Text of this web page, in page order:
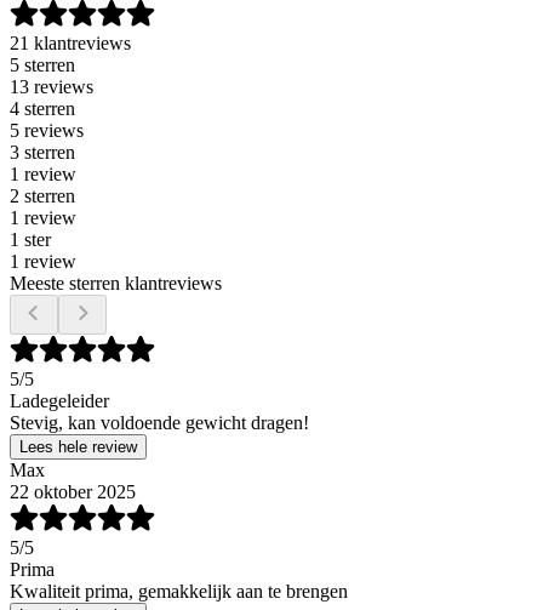
21 klantreviews
5 sterren
13 reviews
4 sterren
5 reviews
3 sterren
1 review
2 sterren
1 review
1 ster
1 review
Meeste sterren klantreviews
5/5
Ladegeleider
Stevig, kan voldoende gewicht dragen!
Lees hele review
Max
22 oktober 2025
5/5
Prima
Kwaliteit prima, gemakkelijk aan te brengen